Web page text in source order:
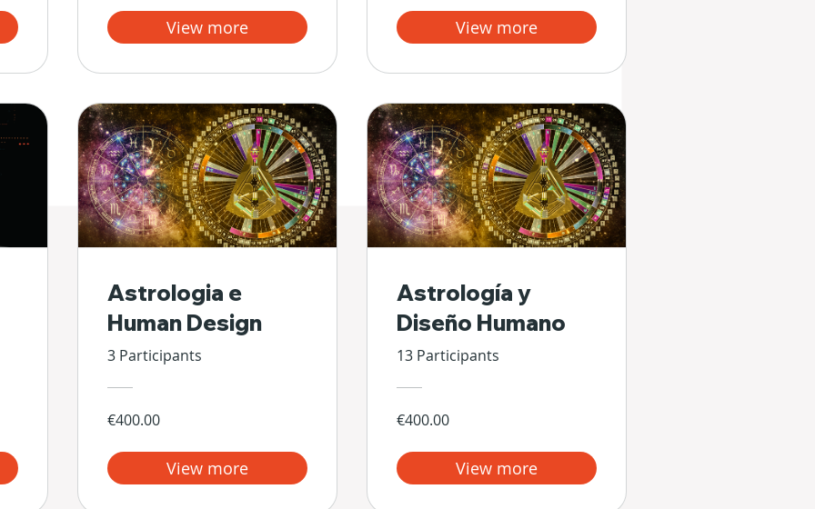
View more View more
Astrologia e
Human Design
3 Participants
€400.00
View more
Astrología y
Diseño Humano
13 Participants
€400.00
View more